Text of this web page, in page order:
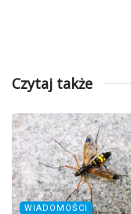
Czytaj także
WIADOMOŚCI